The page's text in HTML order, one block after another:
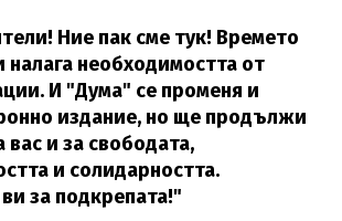
Ние пак сме тук! Времето
налага необходимостта от
И "Дума" се променя и
издание, но ще продължи
вас и за свободата,
и солидарността.
за подкрепата!"